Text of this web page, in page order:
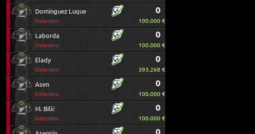
Dominguez Luque
Delantero
0
100.000 €
Laborda
Delantero
0
100.000 €
Elady
Delantero
0
393.268 €
Asen
Delantero
0
100.000 €
M. Bilić
Delantero
0
100.000 €
0